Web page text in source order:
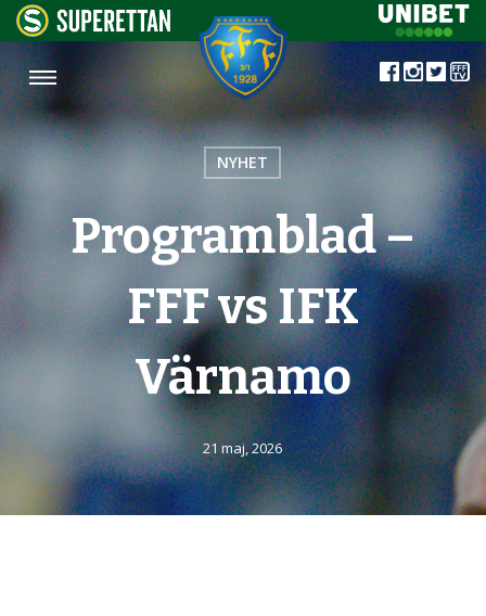
NYHET
Programblad –
FFF vs IFK
Värnamo
21 maj, 2026